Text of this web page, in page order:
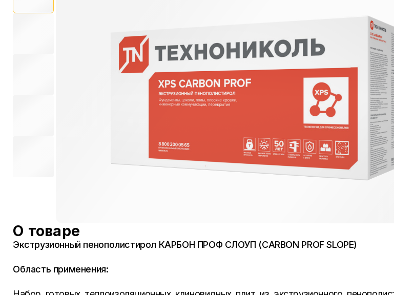
О товаре
Экструзионный пенополистирол КАРБОН ПРОФ СЛОУП (CARBON PROF SLOPE)
Область применения: